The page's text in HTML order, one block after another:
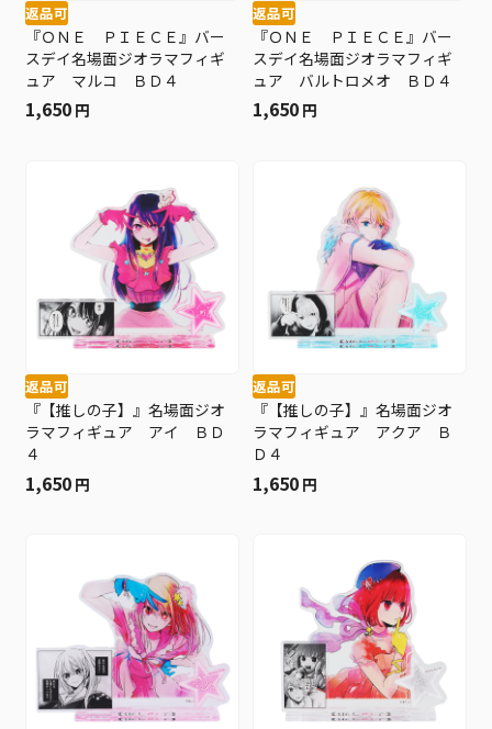
返品可
『ＯＮＥ ＰＩＥＣＥ』バー
スデイ名場面ジオラマフィギ
ュア マルコ ＢＤ４
1,650 円
返品可
『ＯＮＥ ＰＩＥＣＥ』バー
スデイ名場面ジオラマフィギ
ュア バルトロメオ ＢＤ４
1,650 円
返品可
『【推しの子】』名場面ジオ
ラマフィギュア アイ ＢＤ
４
1,650 円
返品可
『【推しの子】』名場面ジオ
ラマフィギュア アクア Ｂ
Ｄ４
1,650 円